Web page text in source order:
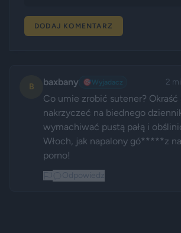
DODAJ KOMENTARZ
B baxbany 🎯Wyjadacz 2
Co umie zrobić sutener? Okraść
nakrzyczeć na biednego
wymachiwać pustą pałą i
Włoch, jak napalony gó*****z
porno!